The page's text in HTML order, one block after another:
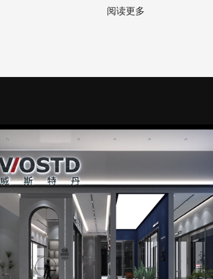
阅读更多